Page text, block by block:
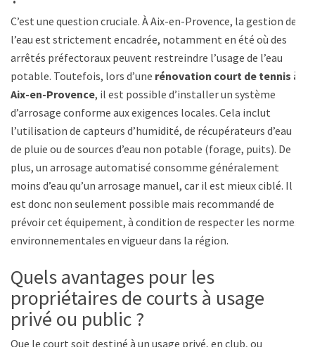
C’est une question cruciale. À Aix-en-Provence, la gestion de
l’eau est strictement encadrée, notamment en été où des
arrêtés préfectoraux peuvent restreindre l’usage de l’eau
potable. Toutefois, lors d’une rénovation court de tennis à
Aix-en-Provence, il est possible d’installer un système
d’arrosage conforme aux exigences locales. Cela inclut
l’utilisation de capteurs d’humidité, de récupérateurs d’eau
de pluie ou de sources d’eau non potable (forage, puits). De
plus, un arrosage automatisé consomme généralement
moins d’eau qu’un arrosage manuel, car il est mieux ciblé. Il
est donc non seulement possible mais recommandé de
prévoir cet équipement, à condition de respecter les normes
environnementales en vigueur dans la région.
Quels avantages pour les
propriétaires de courts à usage
privé ou public ?
Que le court soit destiné à un usage privé, en club, ou